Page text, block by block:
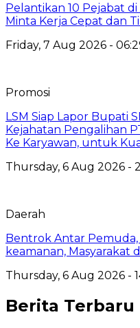
Pelantikan 10 Pejabat
Minta Kerja Cepat dan
Friday, 7 Aug 2026 -
Promosi
LSM Siap Lapor Bupati
Kejahatan Pengalihan
Ke Karyawan, untuk
Thursday, 6 Aug 2026 -
Daerah
Bentrok Antar
keamanan, Masyarakat
Thursday, 6 Aug 2026 -
Berita Terbaru